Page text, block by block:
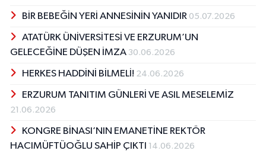
BİR BEBEĞİN YERİ ANNESİNİN YANIDIR 05.07.2026
ATATÜRK ÜNİVERSİTESİ VE ERZURUM’UN
GELECEĞİNE DÜŞEN İMZA 30.06.2026
HERKES HADDİNİ BİLMELİ! 24.06.2026
ERZURUM TANITIM GÜNLERİ VE ASIL MESELEMİZ
21.06.2026
KONGRE BİNASI’NIN EMANETİNE REKTÖR
HACIMÜFTÜOĞLU SAHİP ÇIKTI 14.06.2026